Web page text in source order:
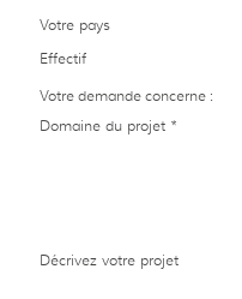
Votre pays
Effectif
Votre demande concerne :
Domaine du projet *
Décrivez votre projet